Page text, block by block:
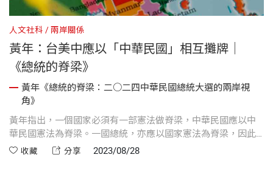
人文社科 兩岸關係
黃年：台美中應以「中華民國」相互攤牌｜
《總統的脊梁》
黃年《總統的脊梁：二○二四中華民國總統大選的兩岸視
角》
黃年指出，一個國家必須有一部憲法做脊梁，中華民國應以中
華民國憲法為脊梁。一國總統，亦應以國家憲法為脊梁，因此
中華民國總統也應以中華民國憲法為脊梁。 但是，在台灣，國
收藏 分享 2023/08/28